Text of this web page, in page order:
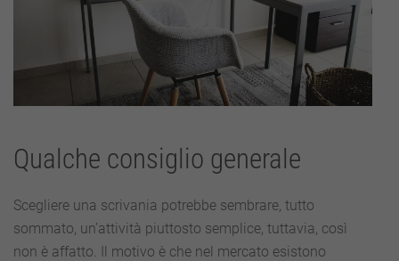
Qualche consiglio generale
Scegliere una scrivania potrebbe sembrare, tutto
sommato, un’attività piuttosto semplice, tuttavia, così
non è affatto. Il motivo è che nel mercato esistono